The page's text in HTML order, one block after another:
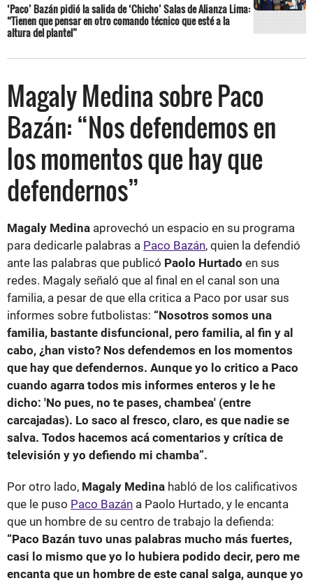
‘Paco’ Bazán pidió la salida de ‘Chicho’ Salas de Alianza Lima:
“Tienen que pensar en otro comando técnico que esté a la
altura del plantel”
Magaly Medina sobre Paco
Bazán: “Nos defendemos en
los momentos que hay que
defendernos”
Magaly Medina aprovechó un espacio en su programa
para dedicarle palabras a Paco Bazán, quien la defendió
ante las palabras que publicó Paolo Hurtado en sus
redes. Magaly señaló que al final en el canal son una
familia, a pesar de que ella critica a Paco por usar sus
informes sobre futbolistas: “Nosotros somos una
familia, bastante disfuncional, pero familia, al fin y al
cabo, ¿han visto? Nos defendemos en los momentos
que hay que defendernos. Aunque yo lo critico a Paco
cuando agarra todos mis informes enteros y le he
dicho: 'No pues, no te pases, chambea' (entre
carcajadas). Lo saco al fresco, claro, es que nadie se
salva. Todos hacemos acá comentarios y crítica de
televisión y yo defiendo mi chamba”.
Por otro lado, Magaly Medina habló de los calificativos
que le puso Paco Bazán a Paolo Hurtado, y le encanta
que un hombre de su centro de trabajo la defienda:
“Paco Bazán tuvo unas palabras mucho más fuertes,
casi lo mismo que yo lo hubiera podido decir, pero me
encanta que un hombre de este canal salga, aunque yo